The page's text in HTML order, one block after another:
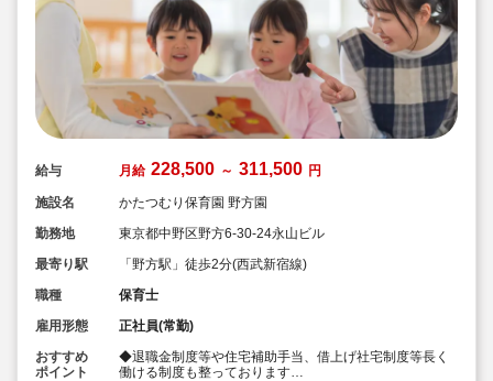
給与 月給 228,500 ～ 311,500 円
施設名
かたつむり保育園 野方園
勤務地
東京都中野区野方6-30-24永山ビル
最寄り駅
「野方駅」徒歩2分(西武新宿線)
職種
保育士
雇用形態
正社員(常勤)
おすすめ
ポイント
◆退職金制度等や住宅補助手当、借上げ社宅制度等長く
働ける制度も整っております